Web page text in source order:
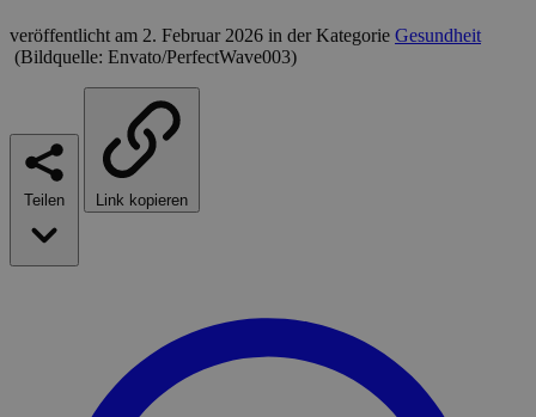
veröffentlicht am 2. Februar 2026 in der Kategorie Gesundheit
(Bildquelle: Envato/PerfectWave003)
Teilen Link kopieren